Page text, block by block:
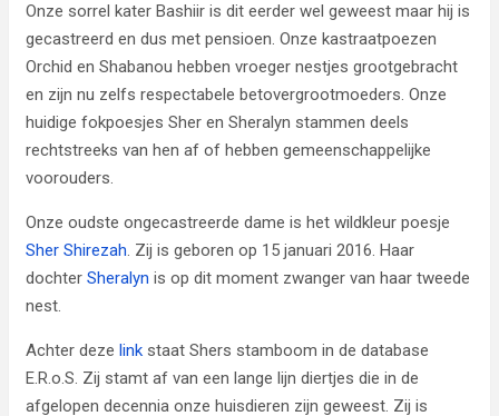
Onze sorrel kater Bashiir is dit eerder wel geweest maar hij is
gecastreerd en dus met pensioen. Onze kastraatpoezen
Orchid en Shabanou hebben vroeger nestjes grootgebracht
en zijn nu zelfs respectabele betovergrootmoeders. Onze
huidige fokpoesjes Sher en Sheralyn stammen deels
rechtstreeks van hen af of hebben gemeenschappelijke
voorouders.
Onze oudste ongecastreerde dame is het wildkleur poesje
Sher Shirezah. Zij is geboren op 15 januari 2016. Haar
dochter Sheralyn is op dit moment zwanger van haar tweede
nest.
Achter deze link staat Shers stamboom in de database
E.R.o.S. Zij stamt af van een lange lijn diertjes die in de
afgelopen decennia onze huisdieren zijn geweest. Zij is